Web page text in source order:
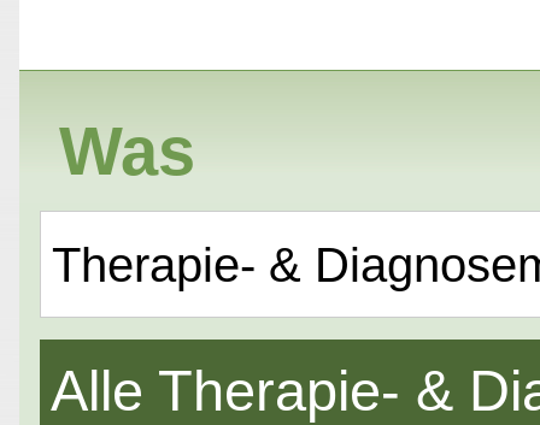
Was
Therapie- &
Alle Therapie- &